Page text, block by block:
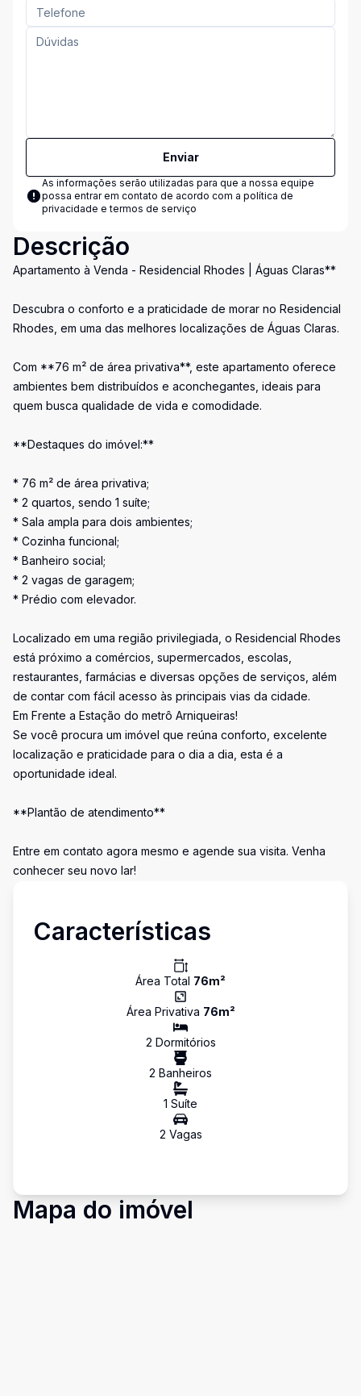
Enviar
As informações serão utilizadas para que a nossa equipe
possa entrar em contato de acordo com a política de
privacidade e termos de serviço
Descrição
Apartamento à Venda - Residencial Rhodes | Águas Claras**
Descubra o conforto e a praticidade de morar no Residencial
Rhodes, em uma das melhores localizações de Águas Claras.
Com **76 m² de área privativa**, este apartamento oferece
ambientes bem distribuídos e aconchegantes, ideais para
quem busca qualidade de vida e comodidade.
**Destaques do imóvel:**
* 76 m² de área privativa;
* 2 quartos, sendo 1 suíte;
* Sala ampla para dois ambientes;
* Cozinha funcional;
* Banheiro social;
* 2 vagas de garagem;
* Prédio com elevador.
Localizado em uma região privilegiada, o Residencial Rhodes
está próximo a comércios, supermercados, escolas,
restaurantes, farmácias e diversas opções de serviços, além
de contar com fácil acesso às principais vias da cidade.
Em Frente a Estação do metrô Arniqueiras!
Se você procura um imóvel que reúna conforto, excelente
localização e praticidade para o dia a dia, esta é a
oportunidade ideal.
**Plantão de atendimento**
Entre em contato agora mesmo e agende sua visita. Venha
conhecer seu novo lar!
Características
Área Total 76m²
Área Privativa 76m²
2 Dormitórios
2 Banheiros
1 Suíte
2 Vagas
Mapa do imóvel